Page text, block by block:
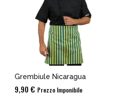
Grembiule Nicaragua
9,90 € Prezzo Imponibile